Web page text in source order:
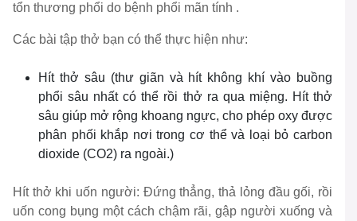
tổn thương phổi do bệnh phổi mãn tính .
Các bài tập thở bạn có thể thực hiện như:
Hít thở sâu (thư giãn và hít không khí vào buồng
phổi sâu nhất có thể rồi thở ra qua miệng. Hít thở
sâu giúp mở rộng khoang ngực, cho phép oxy được
phân phối khắp nơi trong cơ thể và loại bỏ carbon
dioxide (CO2) ra ngoài.)
Hít thở khi uốn người: Đứng thẳng, thả lỏng đầu gối, rồi
uốn cong bụng một cách chậm rãi, gập người xuống và